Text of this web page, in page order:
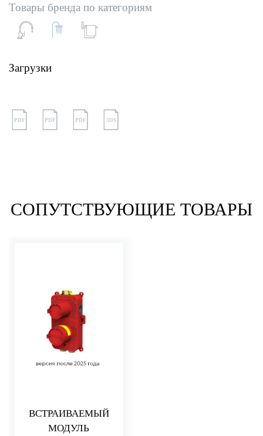
Товары бренда по категориям
Загрузки
PDF PDF PDF 3DS
СОПУТСТВУЮЩИЕ ТОВАРЫ
ВСТРАИВАЕМЫЙ
МОДУЛЬ